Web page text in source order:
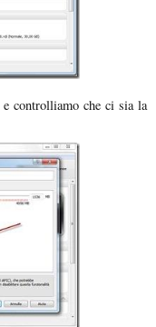
e controlliamo che ci sia la